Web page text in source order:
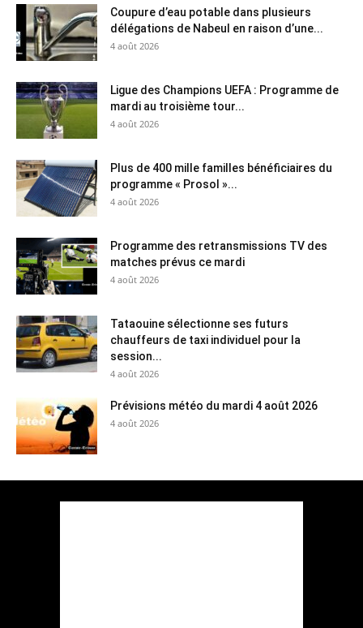
Coupure d’eau potable dans plusieurs
délégations de Nabeul en raison d’une...
4 août 2026
Ligue des Champions UEFA : Programme de
mardi au troisième tour...
4 août 2026
Plus de 400 mille familles bénéficiaires du
programme « Prosol »...
4 août 2026
Programme des retransmissions TV des
matches prévus ce mardi
4 août 2026
Tataouine sélectionne ses futurs
chauffeurs de taxi individuel pour la
session...
4 août 2026
Prévisions météo du mardi 4 août 2026
4 août 2026